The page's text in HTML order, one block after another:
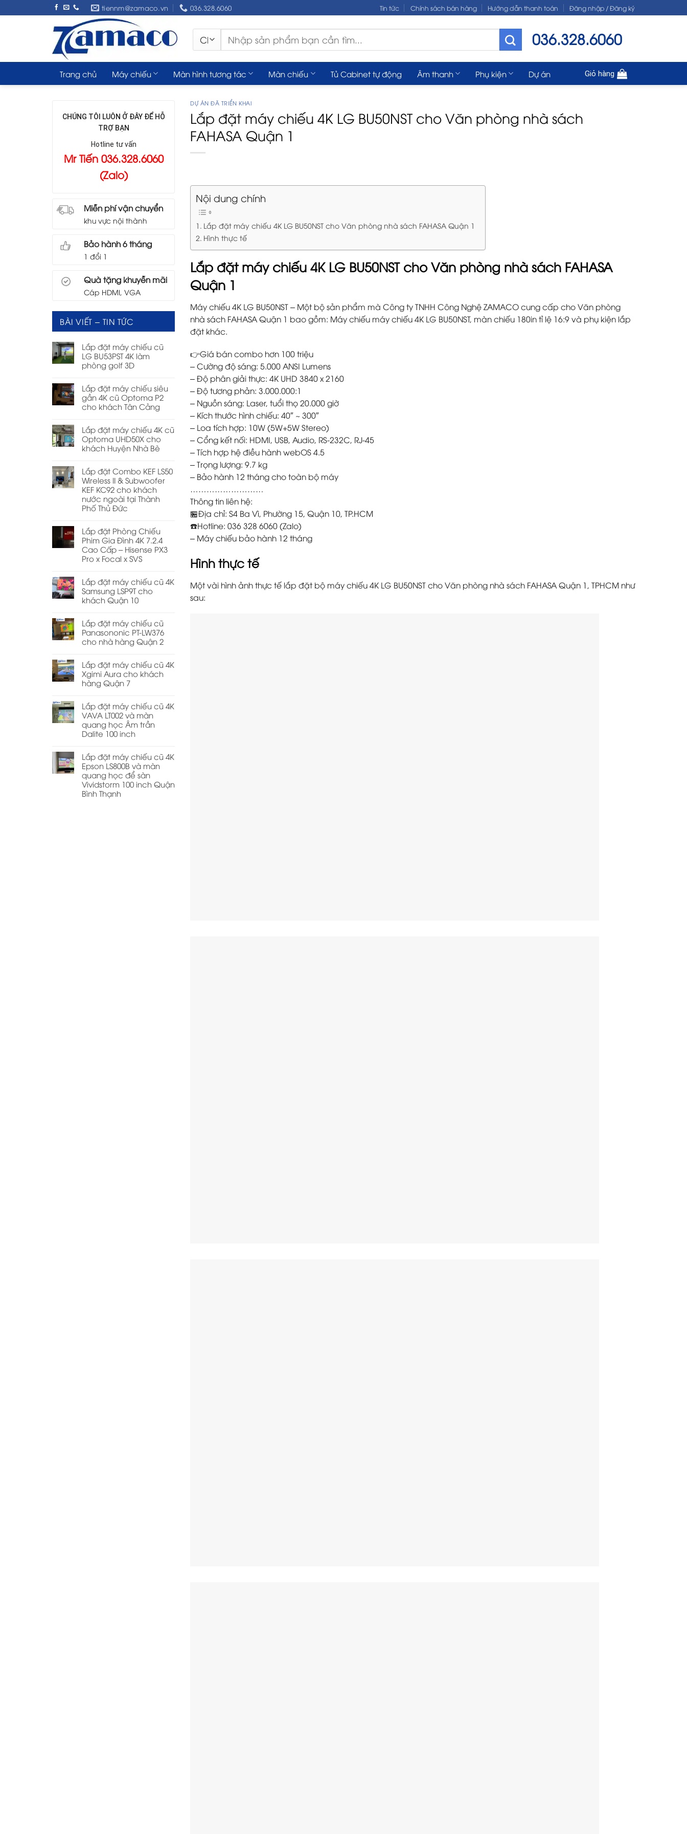
to
tiennm@zamaco.vn 036.328.6060 Tin tức Chính sách bán hàng Hướng dẫn thanh toán Đăng nhập / Đăng ký
Tìm
kiếm:
036.328.6060
Trang chủ Máy chiếu Màn hình tương tác Màn chiếu Tủ Cabinet tự động Âm thanh Phụ kiện Dự án Giỏ hàng
CHÚNG TÔI LUÔN Ở ĐÂY ĐỂ HỖ
TRỢ BẠN
Hotline tư vấn
Mr Tiến 036.328.6060
(Zalo)
Miễn phí vận chuyển
khu vực nội thành
Bảo hành 6 tháng
1 đổi 1
Quà tặng khuyễn mãi
Cáp HDMI, VGA
BÀI VIẾT – TIN TỨC
Lắp đặt máy chiếu cũ
LG BU53PST 4K làm
phòng golf 3D
Lắp đặt máy chiếu siêu
gần 4K cũ Optoma P2
cho khách Tân Cảng
Lắp đặt máy chiếu 4K cũ
Optoma UHD50X cho
khách Huyện Nhà Bè
Lắp đặt Combo KEF LS50
Wireless II & Subwoofer
KEF KC92 cho khách
nước ngoài tại Thành
Phố Thủ Đức
Lắp đặt Phòng Chiếu
Phim Gia Đình 4K 7.2.4
Cao Cấp – Hisense PX3
Pro x Focal x SVS
Lắp đặt máy chiếu cũ 4K
Samsung LSP9T cho
khách Quận 10
Lắp đặt máy chiếu cũ
Panasononic PT-LW376
cho nhà hàng Quận 2
Lắp đặt máy chiếu cũ 4K
Xgimi Aura cho khách
hàng Quận 7
Lắp đặt máy chiếu cũ 4K
VAVA LT002 và màn
quang học Âm trần
Dalite 100 inch
Lắp đặt máy chiếu cũ 4K
Epson LS800B và màn
quang học để sàn
Vividstorm 100 inch Quận
Bình Thạnh
DỰ ÁN ĐÃ TRIỂN KHAI
Lắp đặt máy chiếu 4K LG BU50NST cho Văn phòng nhà sách
FAHASA Quận 1
Nội dung chính
Lắp đặt máy chiếu 4K LG BU50NST cho Văn phòng nhà sách FAHASA Quận 1
Hình thực tế
Lắp đặt máy chiếu 4K LG BU50NST cho Văn phòng nhà sách FAHASA
Quận 1
Máy chiếu 4K LG BU50NST – Một bộ sản phẩm mà Công ty TNHH Công Nghệ ZAMACO cung cấp cho Văn phòng
nhà sách FAHASA Quận 1 bao gồm: Máy chiếu máy chiếu 4K LG BU50NST, màn chiếu 180in tỉ lệ 16:9 và phụ kiện lắp
đặt khác.
👉Giá bán combo hơn 100 triệu
– Cường độ sáng: 5.000 ANSI Lumens
– Độ phân giải thực: 4K UHD 3840 x 2160
– Độ tương phản: 3.000.000:1
– Nguồn sáng: Laser, tuổi thọ 20.000 giờ
– Kích thước hình chiếu: 40″ ~ 300″
– Loa tích hợp: 10W (5W+5W Stereo)
– Cổng kết nối: HDMI, USB, Audio, RS-232C, RJ-45
– Tích hợp hệ điều hành webOS 4.5
– Trọng lượng: 9.7 kg
– Bảo hành 12 tháng cho toàn bộ máy
Thông tin liên hệ:
🏪Địa chỉ: S4 Ba Vì, Phường 15, Quận 10, TP.HCM
☎️Hotline: 036 328 6060 (Zalo)
– Máy chiếu bảo hành 12 tháng
Hình thực tế
Một vài hình ảnh thực tế lắp đặt bộ máy chiếu 4K LG BU50NST cho Văn phòng nhà sách FAHASA Quận 1, TPHCM như
sau: